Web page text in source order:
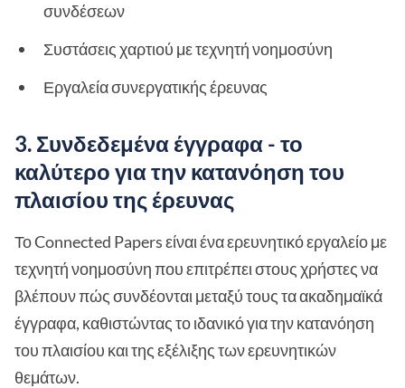
συνδέσεων
Συστάσεις χαρτιού με τεχνητή νοημοσύνη
Εργαλεία συνεργατικής έρευνας
3. Συνδεδεμένα έγγραφα - το
καλύτερο για την κατανόηση του
πλαισίου της έρευνας
Το Connected Papers είναι ένα ερευνητικό εργαλείο με
τεχνητή νοημοσύνη που επιτρέπει στους χρήστες να
βλέπουν πώς συνδέονται μεταξύ τους τα ακαδημαϊκά
έγγραφα, καθιστώντας το ιδανικό για την κατανόηση
του πλαισίου και της εξέλιξης των ερευνητικών
θεμάτων.